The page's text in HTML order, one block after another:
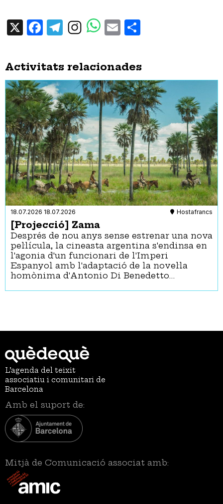
X Facebook
TelegramEmail
Activitats relacionades
18.07.2026 18.07.2026 Hostafrancs
[Projecció] Zama
Després de nou anys sense estrenar una nova
pel·lícula, la cineasta argentina s'endinsa en
l'agonia d'un funcionari de l'Imperi
Espanyol amb l'adaptació de la novel·la
homònima d'Antonio Di Benedetto…
L’agenda del teixit
associatiu i comunitari de
Barcelona
Amb el suport de:
Mitjà de Comunicació associat amb: